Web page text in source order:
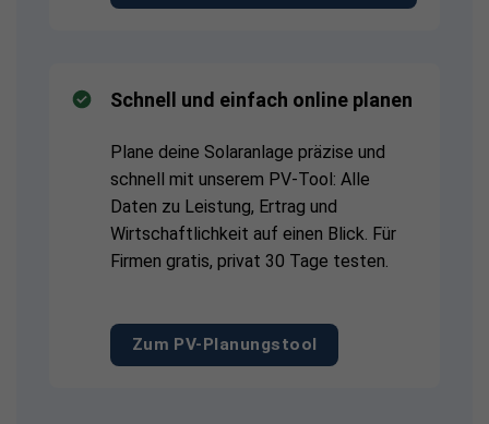
Schnell und einfach online planen
Plane deine Solaranlage präzise und
schnell mit unserem PV-Tool: Alle
Daten zu Leistung, Ertrag und
Wirtschaftlichkeit auf einen Blick. Für
Firmen gratis, privat 30 Tage testen.
Zum PV-Planungstool